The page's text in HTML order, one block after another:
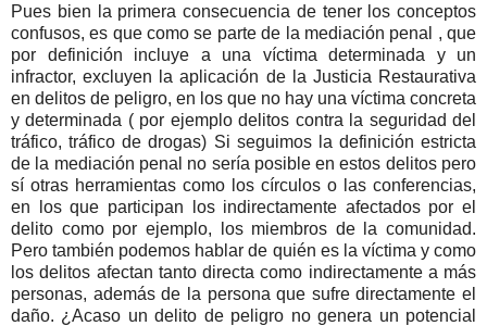
Pues bien la primera consecuencia de tener los conceptos
confusos, es que como se parte de la mediación penal , que
por definición incluye a una víctima determinada y un
infractor, excluyen la aplicación de la Justicia Restaurativa
en delitos de peligro, en los que no hay una víctima concreta
y determinada ( por ejemplo delitos contra la seguridad del
tráfico, tráfico de drogas) Si seguimos la definición estricta
de la mediación penal no sería posible en estos delitos pero
sí otras herramientas como los círculos o las conferencias,
en los que participan los indirectamente afectados por el
delito como por ejemplo, los miembros de la comunidad.
Pero también podemos hablar de quién es la víctima y como
los delitos afectan tanto directa como indirectamente a más
personas, además de la persona que sufre directamente el
daño. ¿Acaso un delito de peligro no genera un potencial